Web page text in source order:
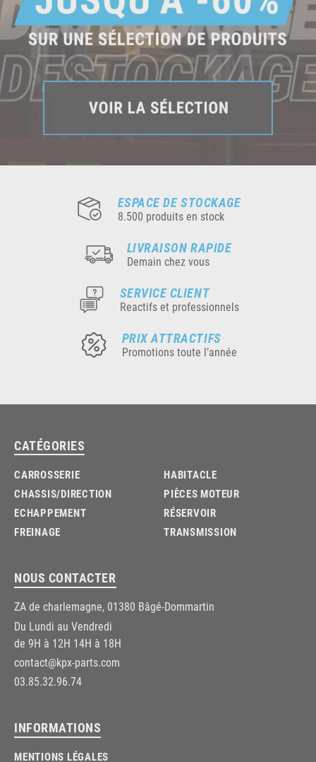
ESPACE DE STOCKAGE
8.500 produits en stock
LIVRAISON RAPIDE
Demain chez vous
SERVICE CLIENT
Reactifs et professionnels
PRIX ATTRACTIFS
Promotions toute l’année
CATÉGORIES
CARROSSERIE
CHASSIS/DIRECTION
ECHAPPEMENT
FREINAGE
HABITACLE
PIÈCES MOTEUR
RÉSERVOIR
TRANSMISSION
NOUS CONTACTER
ZA de charlemagne, 01380 Bâgé-Dommartin
Du Lundi au Vendredi
de 9H à 12H 14H à 18H
contact@kpx-parts.com
03.85.32.96.74
INFORMATIONS
MENTIONS LÉGALES